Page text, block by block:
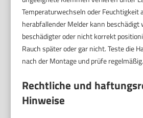
Temperaturwechseln oder Feuchtigkeit
herabfallender Melder kann beschädigt
beschädigter oder nicht korrekt
Rauch später oder gar nicht. Teste die
nach der Montage und prüfe regelmäßig.
Rechtliche und
Hinweise